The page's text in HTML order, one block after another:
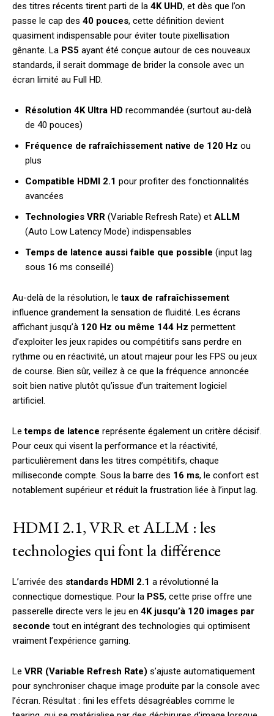
des titres récents tirent parti de la 4K UHD, et dès que l’on
passe le cap des 40 pouces, cette définition devient
quasiment indispensable pour éviter toute pixellisation
gênante. La PS5 ayant été conçue autour de ces nouveaux
standards, il serait dommage de brider la console avec un
écran limité au Full HD.
Résolution 4K Ultra HD recommandée (surtout au-delà
de 40 pouces)
Fréquence de rafraîchissement native de 120 Hz ou
plus
Compatible HDMI 2.1 pour profiter des fonctionnalités
avancées
Technologies VRR (Variable Refresh Rate) et ALLM
(Auto Low Latency Mode) indispensables
Temps de latence aussi faible que possible (input lag
sous 16 ms conseillé)
Au-delà de la résolution, letaux de rafraîchissement
influence grandement la sensation de fluidité. Les écrans
affichant jusqu’à 120 Hz ou même 144 Hz permettent
d’exploiter les jeux rapides ou compétitifs sans perdre en
rythme ou en réactivité, un atout majeur pour les FPS ou jeux
de course. Bien sûr, veillez à ce que la fréquence annoncée
soit bien native plutôt qu’issue d’un traitement logiciel
artificiel.
Letemps de latence représente également un critère décisif.
Pour ceux qui visent la performance et la réactivité,
particulièrement dans les titres compétitifs, chaque
milliseconde compte. Sous la barre des 16 ms, le confort est
notablement supérieur et réduit la frustration liée à l’input lag.
HDMI 2.1, VRR et ALLM : les
technologies qui font la différence
L’arrivée des standards HDMI 2.1 a révolutionné la
connectique domestique. Pour la PS5, cette prise offre une
passerelle directe vers le jeu en 4K jusqu’à 120 images par
seconde tout en intégrant des technologies qui optimisent
vraiment l’expérience gaming.
Le VRR (Variable Refresh Rate) s’ajuste automatiquement
pour synchroniser chaque image produite par la console avec
l’écran. Résultat : fini les effets désagréables comme le